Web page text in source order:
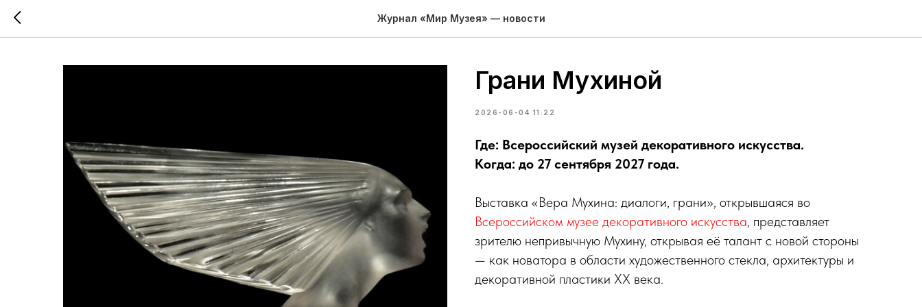
Журнал «Мир Музея» — новости
Грани Мухиной
2026-06-04 11:22
Где: Всероссийский музей декоративного искусства.
Когда: до 27 сентября 2027 года.
Выставка «Вера Мухина: диалоги, грани», открывшаяся во
Всероссийском музее декоративного искусства, представляет
зрителю непривычную Мухину, открывая её талант с новой стороны
— как новатора в области художественного стекла, архитектуры и
декоративной пластики XX века.